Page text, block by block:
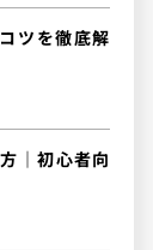
ツを徹底解
｜初心者向